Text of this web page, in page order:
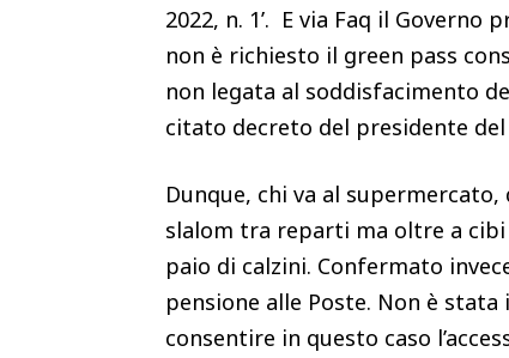
2022, n. 1’. E via Faq il Governo
non è richiesto il green pass
non legata al soddisfacimento
citato decreto del presidente
Dunque, chi va al supermercato,
slalom tra reparti ma oltre a
paio di calzini. Confermato
pensione alle Poste. Non è
consentire in questo caso